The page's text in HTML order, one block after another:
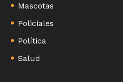
Mascotas
Policiales
Política
Salud